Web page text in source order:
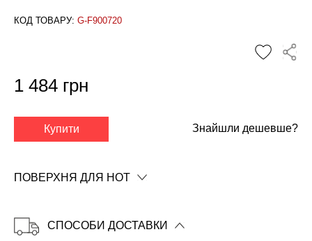
КОД ТОВАРУ: G-F900720
1 484 грн
Купити Знайшли дешевше?
ПОВЕРХНЯ ДЛЯ НОТ
СПОСОБИ ДОСТАВКИ